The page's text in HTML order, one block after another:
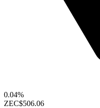
0.04%
ZEC$506.06